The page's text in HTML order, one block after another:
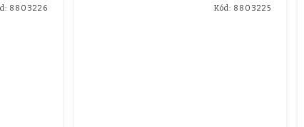
8803226 Kód: 8803225